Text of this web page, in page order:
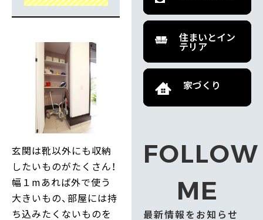
玄関は靴以外にも収納
したいものがたくさん！
幅１mあれば外で使う
大きいもの、部屋には持
ち込みたくないものを
住まいとイン
テリア
家づくり
FOLLOW
ME
最新情報をお知らせ